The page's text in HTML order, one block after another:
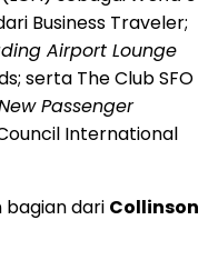
Business Traveler;
Airport Lounge
serta The Club SFO
Passenger
International
dari Collinson